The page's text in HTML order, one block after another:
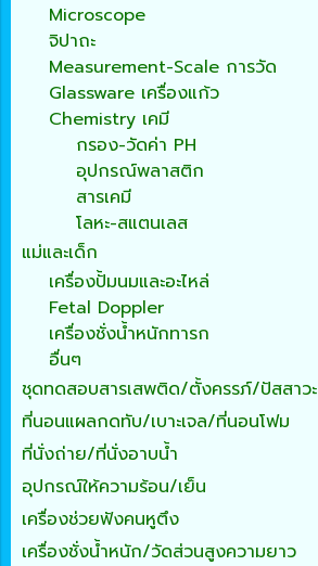
Microscope
จิปาถะ
Measurement-Scale การวัด
Glassware เครื่องแก้ว
Chemistry เคมี
กรอง-วัดค่า PH
อุปกรณ์พลาสติก
สารเคมี
โลหะ-สแตนเลส
แม่และเด็ก
เครื่องปั้มนมและอะไหล่
Fetal Doppler
เครื่องชั่งน้ำหนักทารก
อื่นๆ
ชุดทดสอบสารเสพติด/ตั้งครรภ์/ปัสสาวะ
ที่นอนแผลกดทับ/เบาะเจล/ที่นอนโฟม
ที่นั่งถ่าย/ที่นั่งอาบน้ำ
อุปกรณ์ให้ความร้อน/เย็น
เครื่องช่วยฟังคนหูตึง
เครื่องชั่งน้ำหนัก/วัดส่วนสูงความยาว